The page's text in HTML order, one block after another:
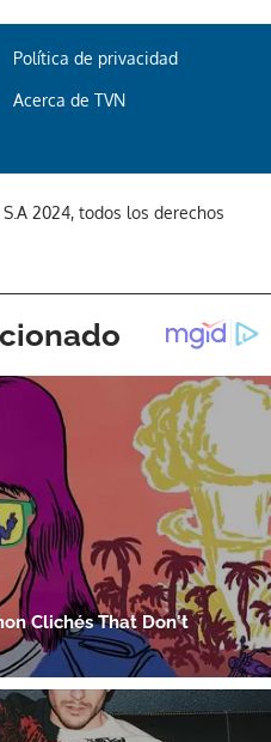
Política de privacidad
Acerca de TVN
2024, todos los derechos